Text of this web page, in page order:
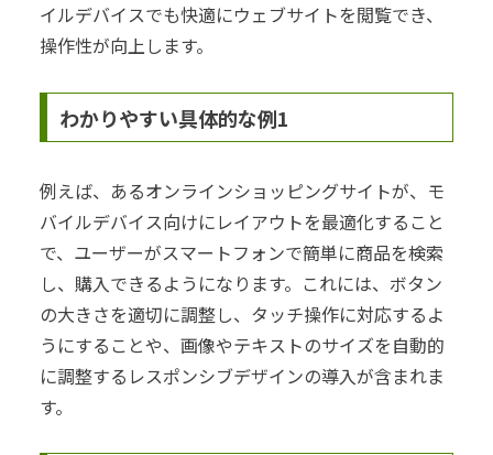
イルデバイスでも快適にウェブサイトを閲覧でき、
操作性が向上します。
わかりやすい具体的な例1
例えば、あるオンラインショッピングサイトが、モ
バイルデバイス向けにレイアウトを最適化すること
で、ユーザーがスマートフォンで簡単に商品を検索
し、購入できるようになります。これには、ボタン
の大きさを適切に調整し、タッチ操作に対応するよ
うにすることや、画像やテキストのサイズを自動的
に調整するレスポンシブデザインの導入が含まれま
す。